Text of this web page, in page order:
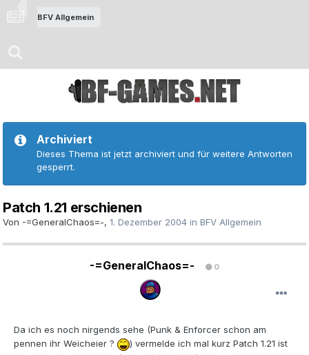
BFV Allgemein
Archiviert
Dieses Thema ist jetzt archiviert und für weitere Antworten
gesperrt.
Patch 1.21 erschienen
Von -=GeneralChaos=-, 1. Dezember 2004 in BFV Allgemein
-=GeneralChaos=- 0
Da ich es noch nirgends sehe (Punk & Enforcer schon am
pennen ihr Weicheier ?
) vermelde ich mal kurz Patch 1.21 ist